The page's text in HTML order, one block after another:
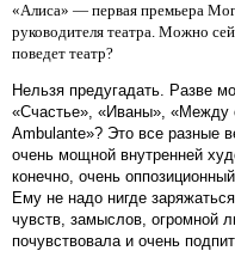
«Алиса» — первая премьера
руководителя театра. Можно
поведет театр?
Нельзя предугадать. Разве
«Счастье», «Иваны», «Между
Ambulante»? Это все разные
очень мощной внутренней
конечно, очень
Ему не надо нигде
чувств, замыслов, огромной
почувствовала и очень